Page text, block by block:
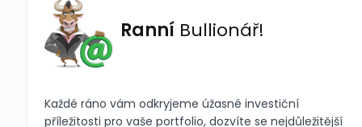
Ranní Bullionář!
Každé ráno vám odkryjeme úžasné investiční
příležitosti pro vaše portfolio, dozvíte se nejdůležitější